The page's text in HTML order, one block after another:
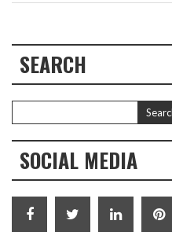
SEARCH
SOCIAL MEDIA